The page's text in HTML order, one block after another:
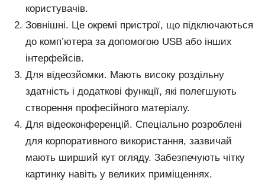
користувачів.
Зовнішні. Це окремі пристрої, що підключаються
до комп’ютера за допомогою USB або інших
інтерфейсів.
Для відеозйомки. Мають високу роздільну
здатність і додаткові функції, які полегшують
створення професійного матеріалу.
Для відеоконференцій. Спеціально розроблені
для корпоративного використання, зазвичай
мають ширший кут огляду. Забезпечують чітку
картинку навіть у великих приміщеннях.